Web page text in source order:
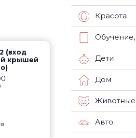
(вход
крышей
Красота
Дети
Дом
Животные
Авто